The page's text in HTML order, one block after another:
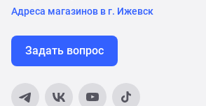
Адреса магазинов в г. Ижевск
Задать вопрос